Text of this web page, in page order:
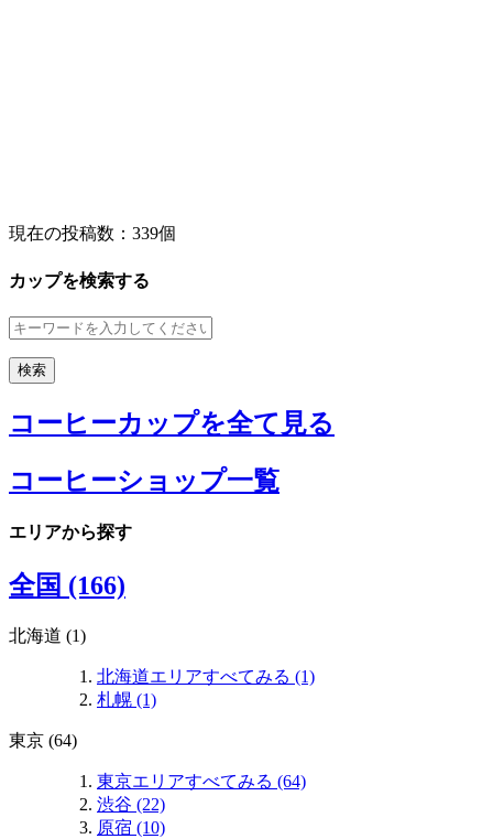
現在の投稿数： 339個
カップを検索する
コーヒーカップを全て見る
コーヒーショップ一覧
エリアから探す
全国 (166)
北海道 (1)
北海道エリアすべてみる (1)
札幌 (1)
東京 (64)
東京エリアすべてみる (64)
渋谷 (22)
原宿 (10)